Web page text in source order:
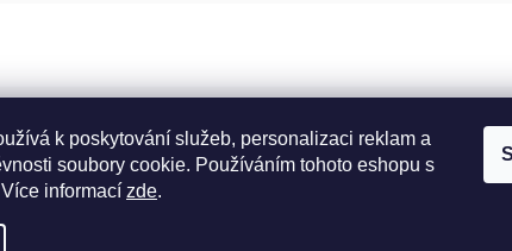
k poskytování služeb, personalizaci reklam a
soubory cookie. Používáním tohoto eshopu s
Více informací zde.